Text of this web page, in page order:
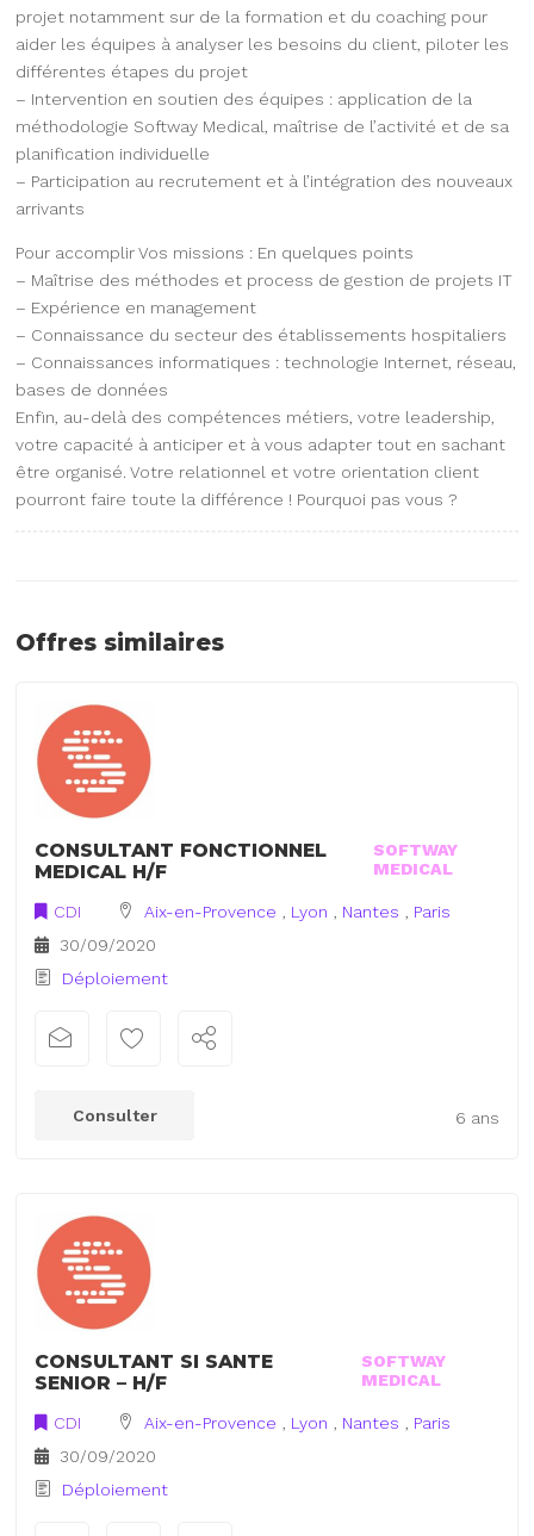
projet notamment sur de la formation et du coaching pour
aider les équipes à analyser les besoins du client, piloter les
différentes étapes du projet
– Intervention en soutien des équipes : application de la
méthodologie Softway Medical, maîtrise de l’activité et de sa
planification individuelle
– Participation au recrutement et à l’intégration des nouveaux
arrivants
Pour accomplir Vos missions : En quelques points
– Maîtrise des méthodes et process de gestion de projets IT
– Expérience en management
– Connaissance du secteur des établissements hospitaliers
– Connaissances informatiques : technologie Internet, réseau,
bases de données
Enfin, au-delà des compétences métiers, votre leadership,
votre capacité à anticiper et à vous adapter tout en sachant
être organisé. Votre relationnel et votre orientation client
pourront faire toute la différence ! Pourquoi pas vous ?
Offres similaires
CONSULTANT FONCTIONNEL
MEDICAL H/F
SOFTWAY
MEDICAL
CDI Aix-en-Provence Lyon Nantes
Paris
30/09/2020
Déploiement
6 ans
Consulter
CONSULTANT SI SANTE
SENIOR – H/F
SOFTWAY
MEDICAL
CDI Aix-en-Provence , Lyon , Nantes , Paris
30/09/2020
Déploiement